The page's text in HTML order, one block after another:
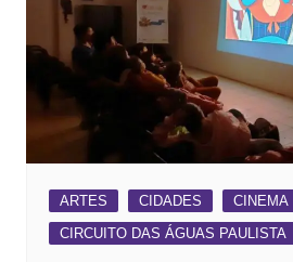
ARTES CIDADES
CINEMA
CIRCUITO DAS ÁGUAS PAULISTA